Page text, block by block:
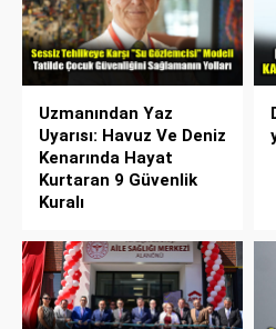
Uzmanından Yaz
Uyarısı: Havuz Ve Deniz
Kenarında Hayat
Kurtaran 9 Güvenlik
Kuralı